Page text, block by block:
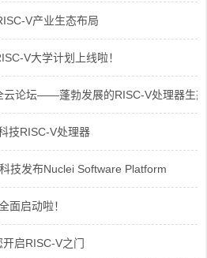
V产业生态布局
V大学计划上线啦！
论坛——蓬勃发展的RISC-V处理器生态
技RISC-V处理器
技发布Nuclei Software Platform
面启动啦！
启RISC-V之门